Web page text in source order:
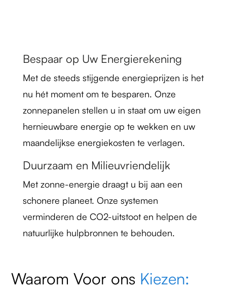
Bespaar op Uw Energierekening
Met de steeds stijgende energieprijzen is het
nu hét moment om te besparen. Onze
zonnepanelen stellen u in staat om uw eigen
hernieuwbare energie op te wekken en uw
maandelijkse energiekosten te verlagen.
Duurzaam en Milieuvriendelijk
Met zonne-energie draagt u bij aan een
schonere planeet. Onze systemen
verminderen de CO2-uitstoot en helpen de
natuurlijke hulpbronnen te behouden.
Waarom Voor ons Kiezen: